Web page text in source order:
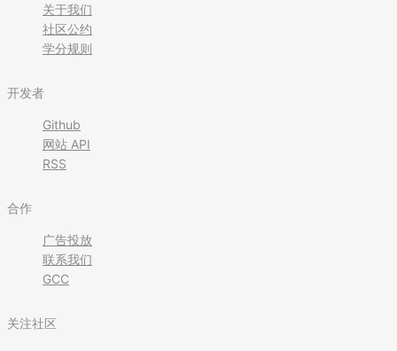
关于我们
社区公约
学分规则
开发者
Github
网站 API
RSS
合作
广告投放
联系我们
GCC
关注社区